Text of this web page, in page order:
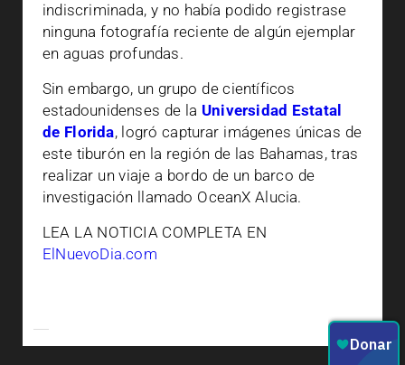
indiscriminada, y no había podido registrase
ninguna fotografía reciente de algún ejemplar
en aguas profundas.
Sin embargo, un grupo de científicos
estadounidenses de la Universidad Estatal
de Florida, logró capturar imágenes únicas de
este tiburón en la región de las Bahamas, tras
realizar un viaje a bordo de un barco de
investigación llamado OceanX Alucia.
LEA LA NOTICIA COMPLETA EN
ElNuevoDia.com